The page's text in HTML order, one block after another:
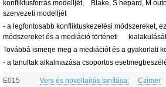
konfliktusforrás modelljét, Blake, S hepard, M
szervezeti modelljét
- a legfontosabb konfliktuskezelési módszereket,
módszereket és a mediáció történeti
Továbbá ismerje meg a mediációt és a gyakorlati
- a tanultak alkalmazása csoportos
E015
Vers és novellaírás tanítása:
Czimer